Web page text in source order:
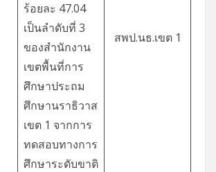
ร้อยละ 47.04
เป็นลำดับที่ 3
ของสำนักงาน
เขตพื้นที่การ
ศึกษาประถม
ศึกษานราธิวาส
เขต 1 จากการ
ทดสอบทางการ
ศึกษาระดับขาติ
สพป.นธ.เขต 1